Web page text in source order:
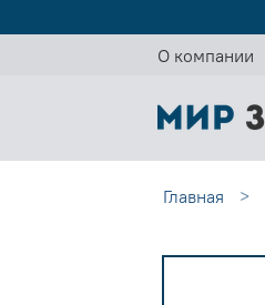
О компании
Главная